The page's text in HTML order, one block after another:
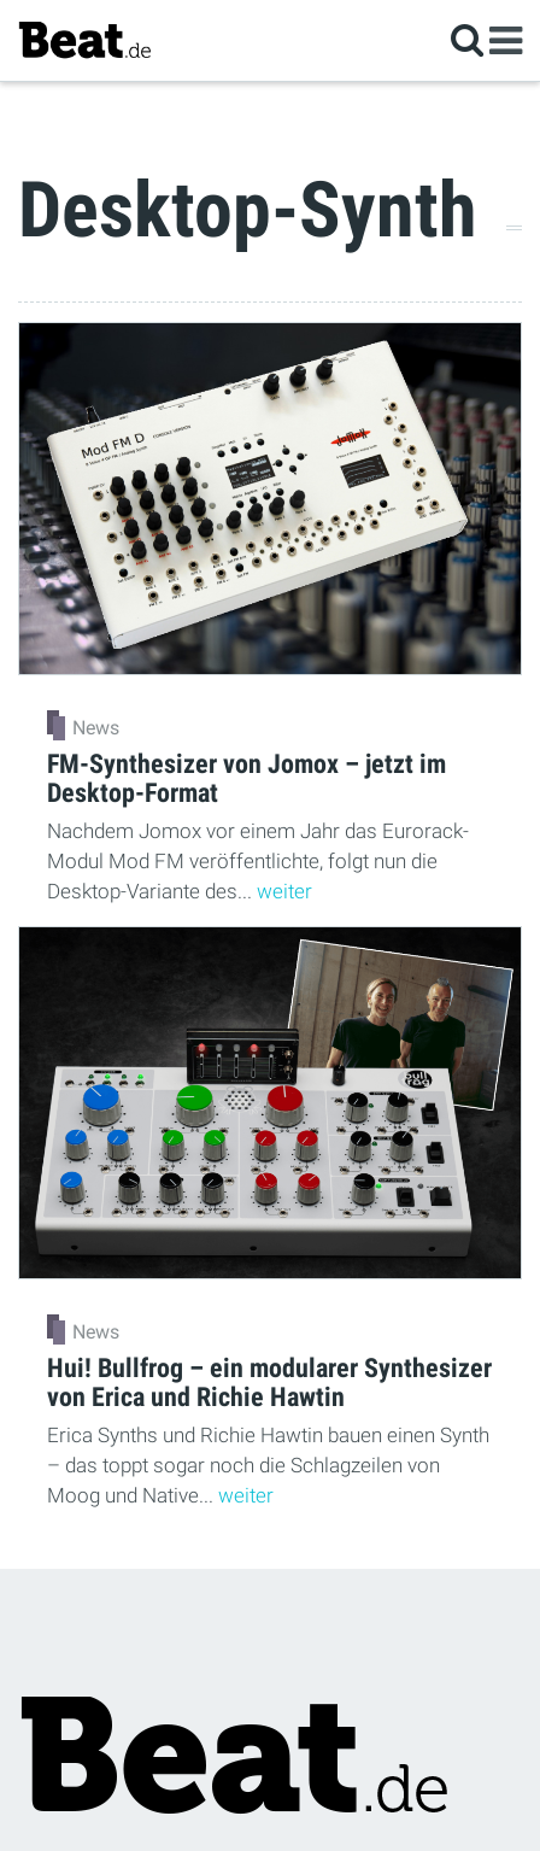
Desktop-Synth
News
FM-Synthesizer von Jomox – jetzt im
Desktop-Format
Nachdem Jomox vor einem Jahr das Eurorack-
Modul Mod FM veröffentlichte, folgt nun die
Desktop-Variante des... weiter
News
Hui! Bullfrog – ein modularer Synthesizer
von Erica und Richie Hawtin
Erica Synths und Richie Hawtin bauen einen Synth
– das toppt sogar noch die Schlagzeilen von
Moog und Native... weiter